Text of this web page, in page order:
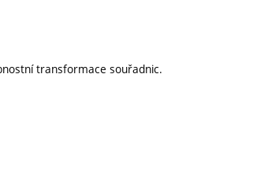
transformace souřadnic.